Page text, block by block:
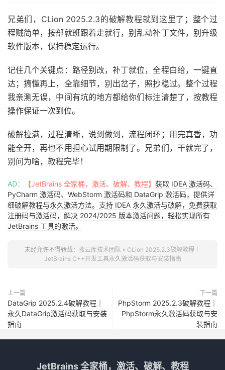
兄弟们，CLion 2025.2.3的破解教程就到这里了；整个过
程贼简单，按部就班跟着走就行，别乱动补丁文件，别升级
软件版本，保持稳定运行。
记住几个关键点：路径别改，补丁就位，全程白给，一键直
达；搞懂再上，全靠细节，别出岔子，照抄稳过。整个过程
我亲测无误，中间有坑的地方都给你们标注清楚了，按教程
操作保证一次到位。
破解拉满，过程清晰，说到做到，流程闭环；用完真香，功
能全开，再也不用担心试用期限制了。兄弟们，干就完了，
别问为啥，教程完毕！
AD： 【JetBrains 全家桶，激活、破解、教程】 获取 IDEA 激活码、
PyCharm 激活码、WebStorm 激活码和 DataGrip 激活码，提供详
细破解教程与永久激活方法。支持 IDEA 永久激活与破解，免费获取
注册码与激活码，解决 2024/2025 版本激活问题，轻松实现所有
JetBrains 工具的激活。
未经允许不得转载： 搜云库技术团队 » CLion 2025.2.3破解教程｜
JetBrains C++开发工具永久激活码获取与安装指南
上一篇
DataGrip 2025.2.4破解教程｜
永久DataGrip激活码获取与安装
指南
下一篇
PhpStorm 2025.2.3破解教程｜
PhpStorm永久激活码获取与安
装指南
JetBrains 全家桶，激活、破解、教程